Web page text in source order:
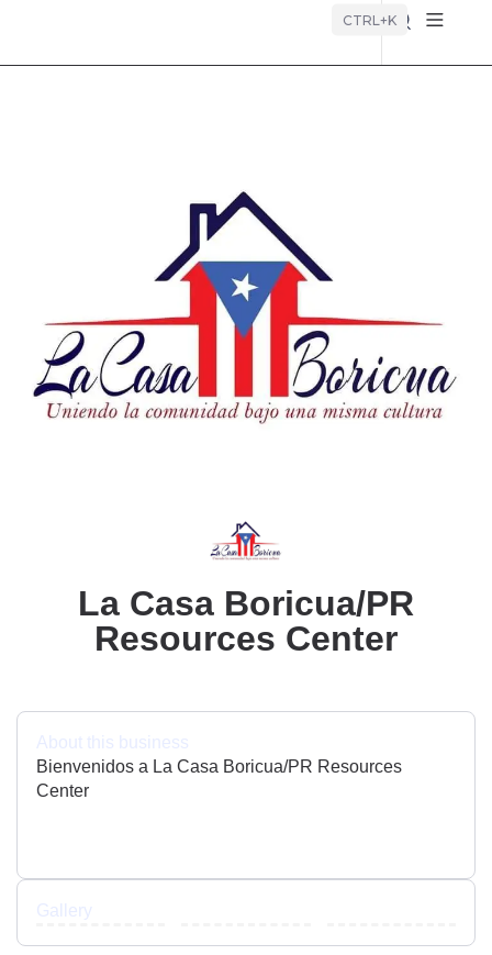
CTRL+K
La Casa Boricua/PR
Resources Center
About this business
Bienvenidos a La Casa Boricua/PR Resources
Center
Gallery